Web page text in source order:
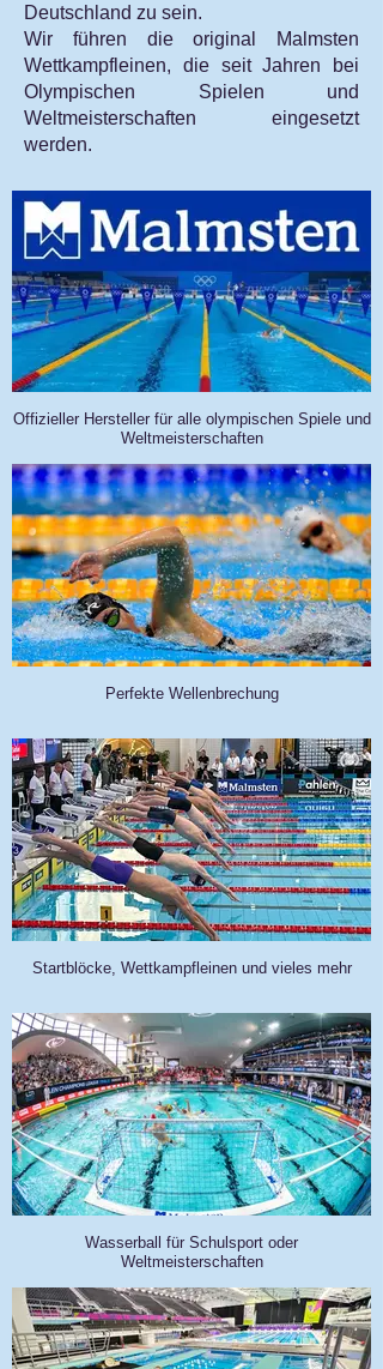
Deutschland zu sein.
Wir führen die original Malmsten
Wettkampfleinen, die seit Jahren bei
Olympischen Spielen und
Weltmeisterschaften eingesetzt
werden.
Offizieller Hersteller für alle olympischen Spiele und
Weltmeisterschaften
Perfekte Wellenbrechung
Startblöcke, Wettkampfleinen und vieles mehr
Wasserball für Schulsport oder
Weltmeisterschaften